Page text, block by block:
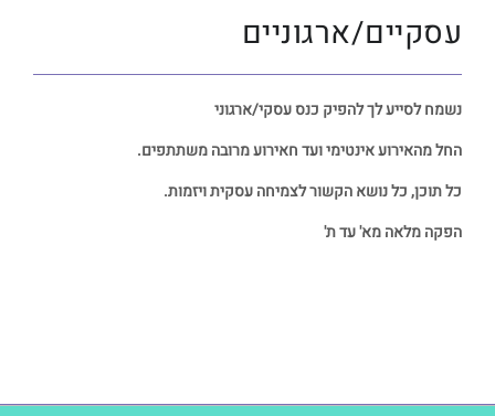
עסקיים/ארגוניים
נשמח לסייע לך להפיק כנס עסקי/ארגוני
החל מהאירוע אינטימי ועד חאירוע מרובה משתתפים.
כל תוכן, כל נושא הקשור לצמיחה עסקית ויזמות.
הפקה מלאה מא' עד ת'